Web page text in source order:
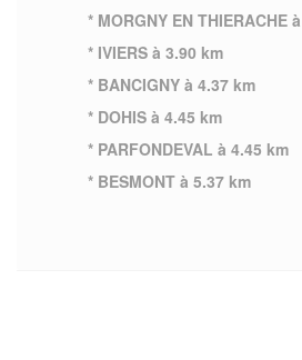
* MORGNY EN THIERACHE
* IVIERS à 3.90 km
* BANCIGNY à 4.37 km
* DOHIS à 4.45 km
* PARFONDEVAL à 4.45 km
* BESMONT à 5.37 km